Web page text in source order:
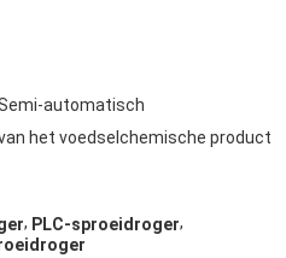
automatisch
het voedselchemische product
, PLC-sproeidroger,